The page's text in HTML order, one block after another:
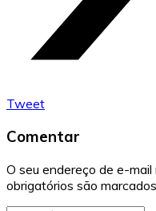
Tweet
Comentar
O seu endereço de e-mail
obrigatórios são